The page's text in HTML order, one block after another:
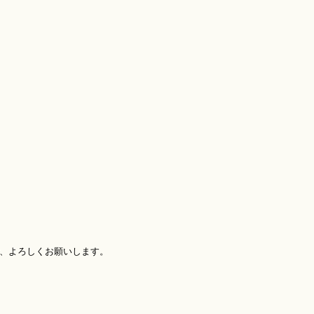
よろしくお願いします。